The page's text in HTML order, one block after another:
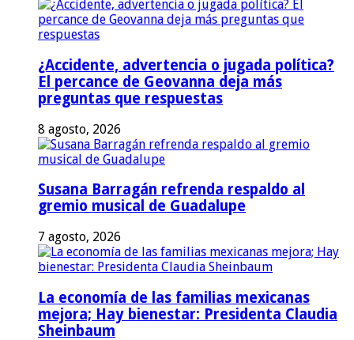
¿Accidente, advertencia o jugada política?
El percance de Geovanna deja más
preguntas que respuestas
8 agosto, 2026
Susana Barragán refrenda respaldo al
gremio musical de Guadalupe
7 agosto, 2026
La economía de las familias mexicanas
mejora; Hay bienestar: Presidenta Claudia
Sheinbaum